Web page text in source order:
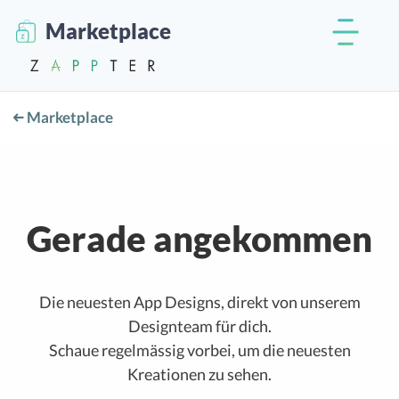
Marketplace
Marketplace
Gerade angekommen
Die neuesten App Designs, direkt von unserem
Designteam für dich.
Schaue regelmässig vorbei, um die neuesten
Kreationen zu sehen.